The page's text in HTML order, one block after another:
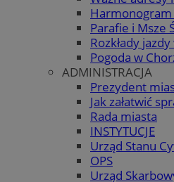
Parafie i Msze
Rozkłady
Pogoda w
ADMINISTRACJA
Prezydent
Jak załatwić
Rada miasta
INSTYTUCJE
Urząd Stanu
OPS
Urząd